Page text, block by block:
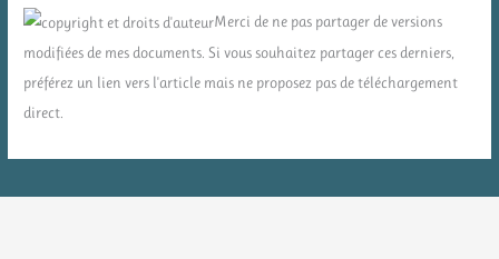
Merci de ne pas partager de versions
modifiées de mes documents. Si vous souhaitez partager ces derniers,
préférez un lien vers l'article mais ne proposez pas de téléchargement
direct.